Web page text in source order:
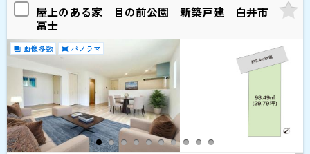
屋上のある家 目の前公園 新築戸建 白井市
冨士
画像多数 パノラマ